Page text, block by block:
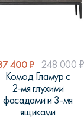
400₽ 248 000₽
Комод Гламур с
2-мя глухими
фасадами и 3-мя
ящиками